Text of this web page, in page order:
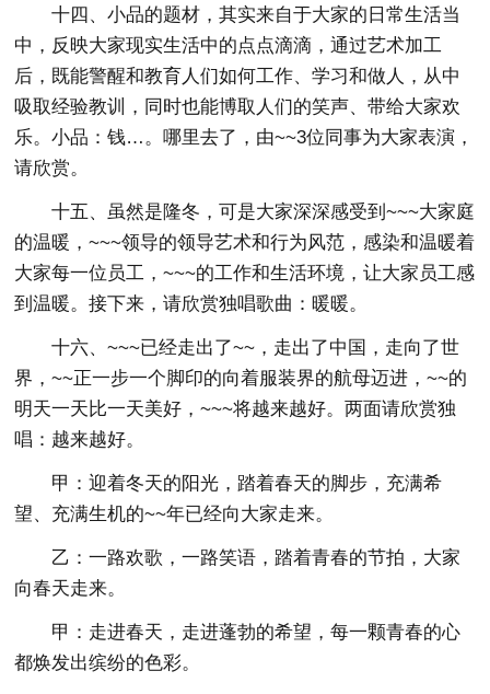
十四、小品的题材，其实来自于大家的日常生活当
中，反映大家现实生活中的点点滴滴，通过艺术加工
后，既能警醒和教育人们如何工作、学习和做人，从中
吸取经验教训，同时也能博取人们的笑声、带给大家欢
乐。小品：钱…。哪里去了，由~~3位同事为大家表演，
请欣赏。
十五、虽然是隆冬，可是大家深深感受到~~~大家庭
的温暖，~~~领导的领导艺术和行为风范，感染和温暖着
大家每一位员工，~~~的工作和生活环境，让大家员工感
到温暖。接下来，请欣赏独唱歌曲：暖暖。
十六、~~~已经走出了~~，走出了中国，走向了世
界，~~正一步一个脚印的向着服装界的航母迈进，~~的
明天一天比一天美好，~~~将越来越好。两面请欣赏独
唱：越来越好。
甲：迎着冬天的阳光，踏着春天的脚步，充满希
望、充满生机的~~年已经向大家走来。
乙：一路欢歌，一路笑语，踏着青春的节拍，大家
向春天走来。
甲：走进春天，走进蓬勃的希望，每一颗青春的心
都焕发出缤纷的色彩。